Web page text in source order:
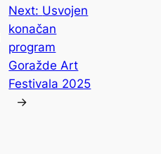
Next: Usvojen
konačan
program
Goražde Art
Festivala 2025
→